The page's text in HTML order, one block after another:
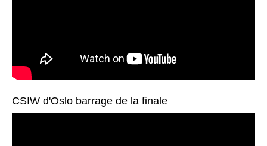
CSIW d'Oslo barrage de la finale